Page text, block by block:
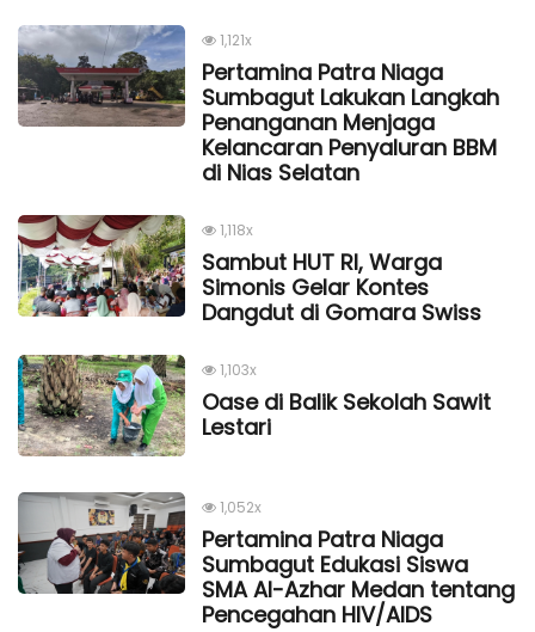
1,121x
Pertamina Patra Niaga
Sumbagut Lakukan Langkah
Penanganan Menjaga
Kelancaran Penyaluran BBM
di Nias Selatan
1,118x
Sambut HUT RI, Warga
Simonis Gelar Kontes
Dangdut di Gomara Swiss
1,103x
Oase di Balik Sekolah Sawit
Lestari
1,052x
Pertamina Patra Niaga
Sumbagut Edukasi Siswa
SMA Al-Azhar Medan tentang
Pencegahan HIV/AIDS